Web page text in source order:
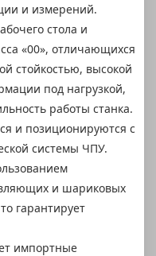
и измерений.
стола и
«00», отличающихся
стойкостью, высокой
под нагрузкой,
работы станка.
и позиционируются с
системы ЧПУ.
и шариковых
гарантирует
импортные